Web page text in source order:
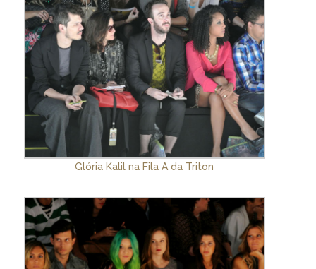
Glória Kalil na Fila A da Triton